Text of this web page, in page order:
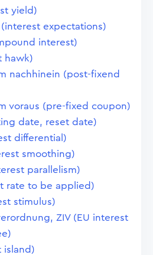
yield)
expectations)
interest)
hawk)
nachhinein (post-fixend
voraus (pre-fixed coupon)
date, reset date)
differential)
smoothing)
parallelism)
rate to be applied)
stimulus)
ZIV (EU interest
island)